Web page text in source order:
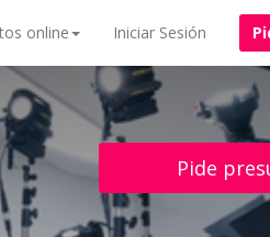
online Iniciar Sesión
Pide